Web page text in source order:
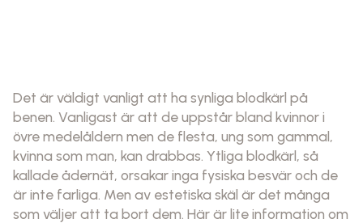
Det är väldigt vanligt att ha synliga blodkärl på
benen. Vanligast är att de uppstår bland kvinnor i
övre medelåldern men de flesta, ung som gammal,
kvinna som man, kan drabbas. Ytliga blodkärl, så
kallade ådernät, orsakar inga fysiska besvär och de
är inte farliga. Men av estetiska skäl är det många
som väljer att ta bort dem. Här är lite information om